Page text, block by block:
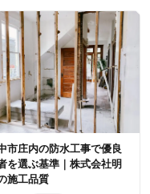
市庄内の防水工事で優良
を選ぶ基準｜株式会社明
施工品質